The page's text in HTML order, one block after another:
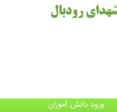
رودبال
ورود دانش آموزان